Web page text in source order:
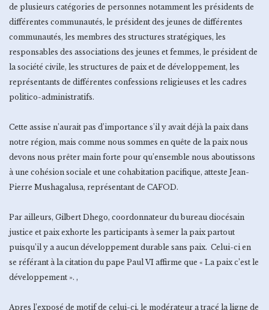
de plusieurs catégories de personnes notamment les présidents de
différentes communautés, le président des jeunes de différentes
communautés, les membres des structures stratégiques, les
responsables des associations des jeunes et femmes, le président de
la société civile, les structures de paix et de développement, les
représentants de différentes confessions religieuses et les cadres
politico-administratifs.
Cette assise n’aurait pas d’importance s’il y avait déjà la paix dans
notre région, mais comme nous sommes en quête de la paix nous
devons nous prêter main forte pour qu’ensemble nous aboutissons
à une cohésion sociale et une cohabitation pacifique, atteste Jean-
Pierre Mushagalusa, représentant de CAFOD.
Par ailleurs, Gilbert Dhego, coordonnateur du bureau diocésain
justice et paix exhorte les participants à semer la paix partout
puisqu’il y a aucun développement durable sans paix. Celui-ci en
se référant à la citation du pape Paul VI affirme que « La paix c’est le
développement ». ,
Apres l’exposé de motif de celui-ci, le modérateur a tracé la ligne de